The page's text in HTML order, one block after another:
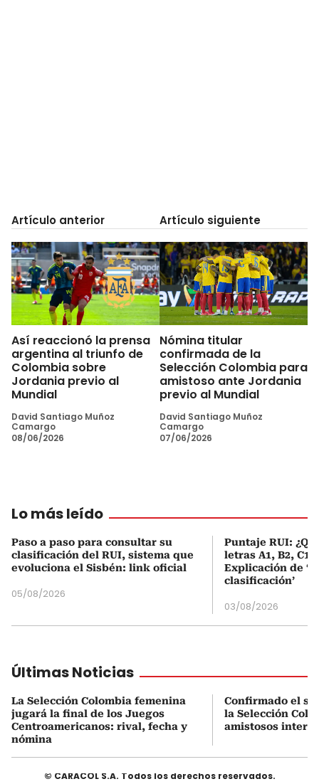
Artículo anterior
Así reaccionó la prensa
argentina al triunfo de
Colombia sobre
Jordania previo al
Mundial
David Santiago Muñoz
Camargo
08/06/2026
Artículo siguiente
Nómina titular
confirmada de la
Selección Colombia para
amistoso ante Jordania
previo al Mundial
David Santiago Muñoz
Camargo
07/06/2026
Lo más leído
Paso a paso para consultar su
clasificación del RUI, sistema que
evoluciona el Sisbén: link oficial
05/08/2026
Puntaje RUI:
letras A1, B2, C1
Explicación de
clasificación’
03/08/2026
Últimas Noticias
La Selección Colombia femenina
jugará la final de los Juegos
Centroamericanos: rival, fecha y
nómina
Confirmado el
la Selección
amistosos
© CARACOL S.A. Todos los derechos reservados.